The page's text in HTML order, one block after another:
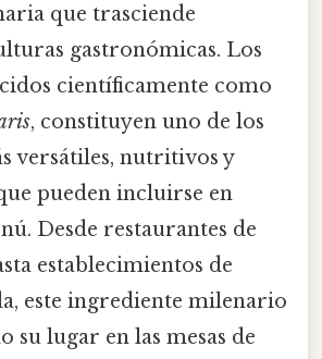
que trasciende
gastronómicas. Los
científicamente como
, constituyen uno de los
versátiles, nutritivos y
pueden incluirse en
Desde restaurantes de
establecimientos de
este ingrediente milenario
su lugar en las mesas de